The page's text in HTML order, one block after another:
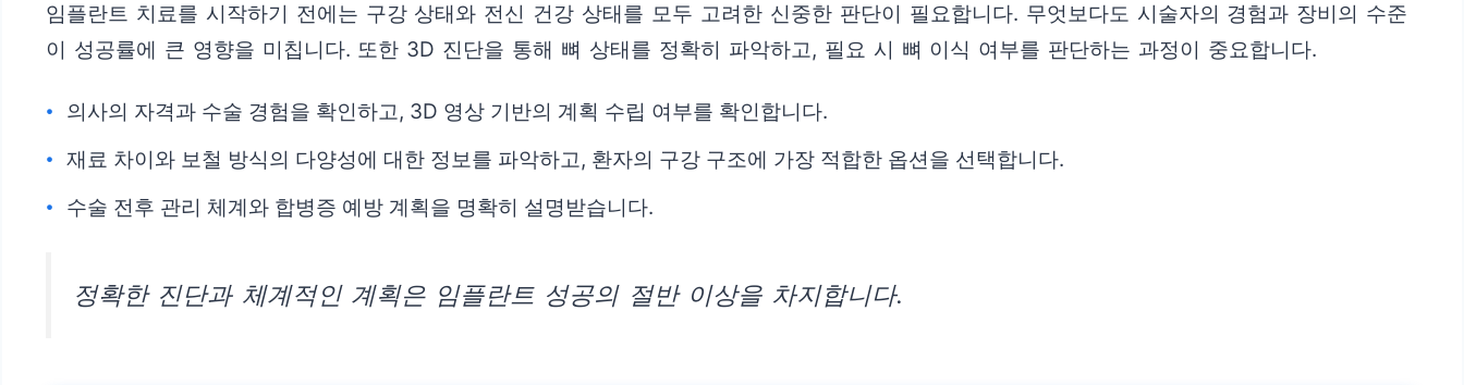
임플란트 치료를 시작하기 전에는 구강 상태와 전신 건강 상태를 모두 고려한 신중한 판단이 필요합니다. 무엇보다도 시술자의 경험과 장비의 수준
이 성공률에 큰 영향을 미칩니다. 또한 3D 진단을 통해 뼈 상태를 정확히 파악하고, 필요 시 뼈 이식 여부를 판단하는 과정이 중요합니다.
의사의 자격과 수술 경험을 확인하고, 3D 영상 기반의 계획 수립 여부를 확인합니다.
재료 차이와 보철 방식의 다양성에 대한 정보를 파악하고, 환자의 구강 구조에 가장 적합한 옵션을 선택합니다.
수술 전후 관리 체계와 합병증 예방 계획을 명확히 설명받습니다.
정확한 진단과 체계적인 계획은 임플란트 성공의 절반 이상을 차지합니다.